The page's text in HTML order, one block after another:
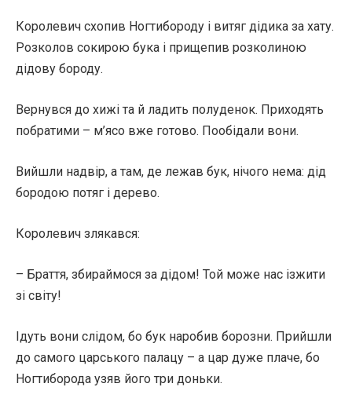
Королевич схопив Ногтибороду і витяг дідика за хату.
Розколов сокирою бука і прищепив розколиною
дідову бороду.
Вернувся до хижі та й ладить полуденок. Приходять
побратими – м’ясо вже готово. Пообідали вони.
Вийшли надвір, а там, де лежав бук, нічого нема: дід
бородою потяг і дерево.
Королевич злякався:
– Браття, збираймося за дідом! Той може нас ізжити
зі світу!
Ідуть вони слідом, бо бук наробив борозни. Прийшли
до самого царського палацу – а цар дуже плаче, бо
Ногтиборода узяв його три доньки.